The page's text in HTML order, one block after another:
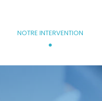
NOTRE INTERVENTION